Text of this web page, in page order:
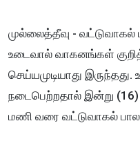
முல்லைத்தீவு - வட்டுவாகல்
உடைவால் வாகனங்கள்
செய்யமுடியாது
நடைபெற்றதால் இன்று
மணி வரை வட்டுவாகல்